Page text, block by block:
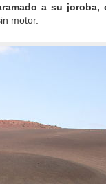
a su joroba,
motor.